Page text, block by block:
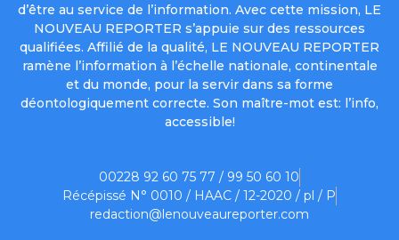
d’être au service de l’information. Avec cette mission, LE
NOUVEAU REPORTER s’appuie sur des ressources
qualifiées. Affilié de la qualité, LE NOUVEAU REPORTER
ramène l’information à l’échelle nationale, continentale
et du monde, pour la servir dans sa forme
déontologiquement correcte. Son maître-mot est: l’info,
accessible!
00228 92 60 75 77 / 99 50 60 10
Récépissé N° 0010 / HAAC / 12-2020 / pl / P
redaction@lenouveaureporter.com